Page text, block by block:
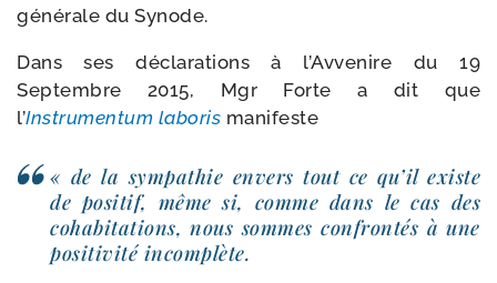
géné­rale du Synode.
Dans ses décla­ra­tions à l’Avvenire du 19
Septembre 2015, Mgr Forte a dit que
l’Instrumentum labo­ris manifeste
« de la sym­pa­thie envers tout ce qu’il existe
de posi­tif, même si, comme dans le cas des
coha­bi­ta­tions, nous sommes confron­tés à une
posi­ti­vi­té incomplète.